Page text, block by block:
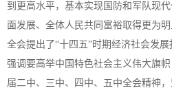
到更高水平，基本实现国防和军队现
面发展、全体人民共同富裕取得更为明
全会提出了“十四五”时期经济社会发展
强调要高举中国特色社会主义伟大旗
届二中、三中、四中、五中全会精神